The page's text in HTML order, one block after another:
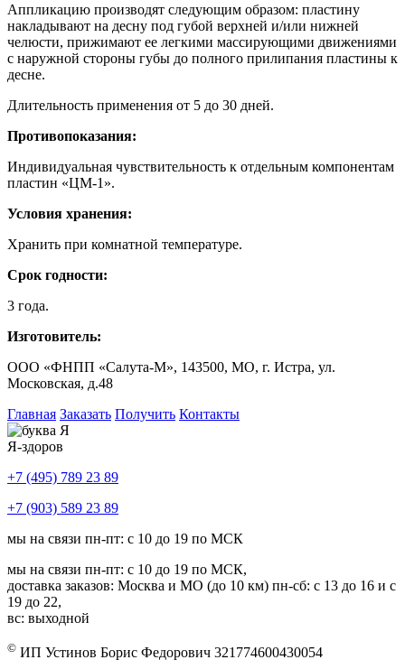
Аппликацию производят следующим образом: пластину
накладывают на десну под губой верхней и/или нижней
челюсти, прижимают ее легкими массирующими движениями
с наружной стороны губы до полного прилипания пластины к
десне.
Длительность применения от 5 до 30 дней.
Противопоказания:
Индивидуальная чувствительность к отдельным компонентам
пластин «ЦМ-1».
Условия хранения:
Хранить при комнатной температуре.
Срок годности:
3 года.
Изготовитель:
ООО «ФНПП «Салута-М», 143500, МО, г. Истра, ул.
Московская, д.48
Главная Заказать Получить Контакты
Я-здоров
+7 (495) 789 23 89
+7 (903) 589 23 89
мы на связи пн-пт: с 10 до 19 по МСК
мы на связи пн-пт: с 10 до 19 по МСК,
доставка заказов: Москва и МО (до 10 км) пн-сб: с 13 до 16 и с
19 до 22,
вс: выходной
© ИП Устинов Борис Федорович 321774600430054